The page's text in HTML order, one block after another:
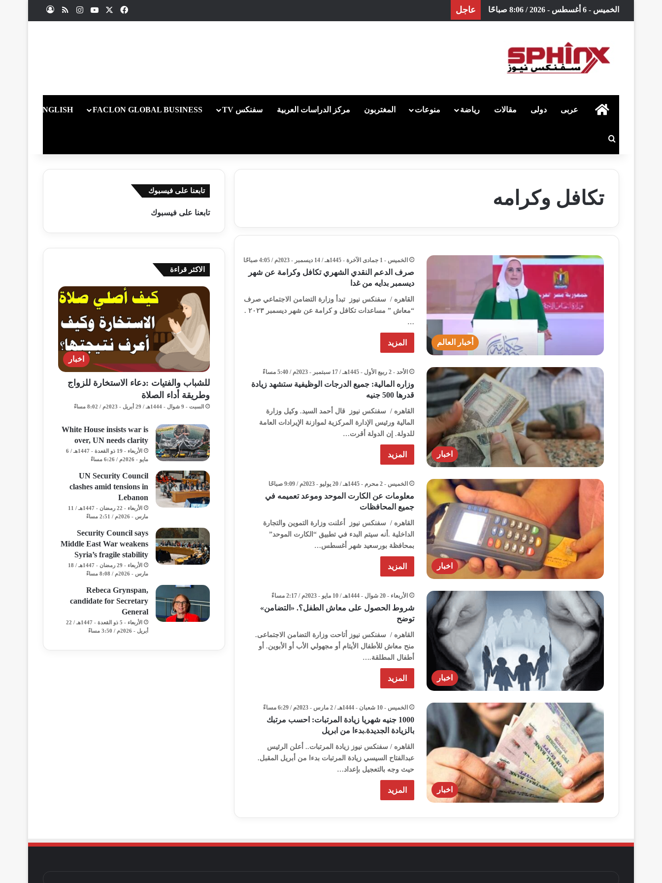
الخميس - 6 أغسطس - 2026 / 8:06 صباحًا عاجل فيسبوك يوتيوبانستقرامملخص الموقع RSS
الرئيسية
عربى دولى مقالات رياضة منوعات المغتربون مركز الدراسات العربية سفنكس TV FACLON GLOBAL BUSINESS
ENGLISH
تكافل وكرامه
أخبار العالم
الخميس - 1 جمادى الآخرة - 1445هـ / 14 ديسمبر - 2023م / 4:05 صباحًا
صرف الدعم النقدي الشهري تكافل وكرامة عن شهر
ديسمبر بدايه من غدا
القاهره / سفنكس نيوز تبدأ وزارة التضامن الاجتماعي صرف
“معاش ” مساعدات تكافل و كرامة عن شهر ديسمبر ٢٠٢٣ .
…
المزيد
اخبار
الأحد - 2 ربيع الأول - 1445هـ / 17 سبتمبر - 2023م / 5:40 مساءً
وزاره المالية: جميع الدرجات الوظيفية ستشهد زيادة
قدرها 500 جنيه
القاهره / سفنكس نيوز قال أحمد السيد. وكيل وزارة
المالية ورئيس الإدارة المركزية لموازنة الإيرادات العامة
للدولة. إن الدولة أقرت…
المزيد
اخبار
الخميس - 2 محرم - 1445هـ / 20 يوليو - 2023م / 9:09 صباحًا
معلومات عن الكارت الموحد وموعد تعميمه في
جميع المحافظات
القاهره / سفنكس نيوز أعلنت وزارة التموين والتجارة
الداخلية .أنه سيتم البدء في تطبيق “الكارت الموحد”
بمحافظة بورسعيد شهر أغسطس…
المزيد
اخبار
الأربعاء - 20 شوال - 1444هـ / 10 مايو - 2023م / 2:17 مساءً
شروط الحصول على معاش الطفل؟. «التضامن»
توضح
القاهره / سفنكس نيوز أتاحت وزارة التضامن الاجتماعى.
منح معاش للأطفال الأيتام أو مجهولي الأب أو الأبوين. أو
أطفال المطلقة.…
المزيد
اخبار
الخميس - 10 شعبان - 1444هـ / 2 مارس - 2023م / 6:29 مساءً
1000 جنيه شهريا زيادة المرتبات: احسب مرتبك
بالزيادة الجديدة.بدءا من ابريل
القاهره / سفنكس نيوز زيادة المرتبات.. أعلن الرئيس
عبدالفتاح السيسي زيادة المرتبات بدءا من أبريل المقبل.
حيث وجه بالتعجيل بإعداد…
المزيد
تابعنا على فيسبوك
تابعنا على فيسبوك
الاكثر قراءة
اخبار
للشباب والفتيات :دعاء الاستخارة للزواج
وطريقة أداء الصلاة
السبت - 9 شوال - 1444هـ / 29 أبريل - 2023م / 8:02 مساءً
White House insists war is
over, UN needs clarity
الأربعاء - 19 ذو القعدة - 1447هـ / 6
مايو - 2026م / 6:26 مساءً
UN Security Council
clashes amid tensions in
Lebanon
الأربعاء - 22 رمضان - 1447هـ / 11
مارس - 2026م / 2:51 مساءً
Security Council says
Middle East War weakens
Syria’s fragile stability
الأربعاء - 29 رمضان - 1447هـ / 18
مارس - 2026م / 8:08 مساءً
Rebeca Grynspan,
candidate for Secretary
General
الأربعاء - 5 ذو القعدة - 1447هـ / 22
أبريل - 2026م / 3:50 مساءً